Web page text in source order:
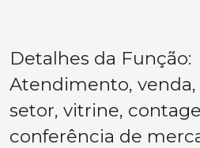
Detalhes da Função:
Atendimento,
setor, vitrine,
conferência de